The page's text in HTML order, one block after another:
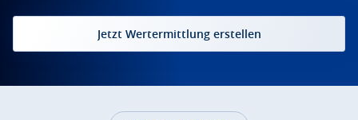
Jetzt Wertermittlung erstellen